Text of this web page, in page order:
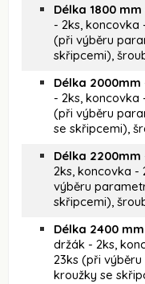
Délka 1800 mm
- 2ks, koncovka
(při výběru
skřipcemi),
Délka 2000mm
- 2ks, koncovka
(při výběru
se skřipcemi),
Délka 2200mm
2ks, koncovka -
výběru
skřipcemi),
Délka 2400 mm
držák - 2ks,
23ks (při
kroužky se